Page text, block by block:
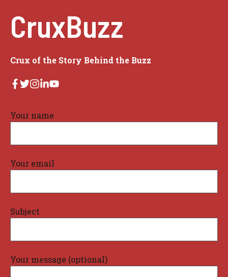
CruxBuzz
Crux of the Story Behind the Buzz
Your name
Your email
Subject
Your message (optional)